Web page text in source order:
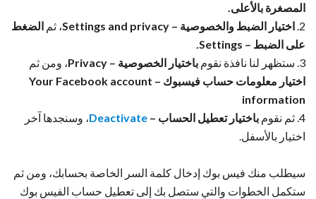
المصغرة بالأعلى.
2. اختيار الضبط والخصوصية – Settings and privacy ، ثم الضغط
على الضبط – Settings.
3. ستظهر لنا نافذة نقوم
باختيار الخصوصية – Privacy
، ومن ثم
اختيار معلومات حساب فيسبوك – Your
Facebook account
information
4. ثم نقوم
باختيار تعطيل الحساب – Deactivate، وسنجدها آخر
اختيار بالأسفل.
سيطلب منك فيس بوك إدخال كلمة السر الخاصة بحسابك، ومن ثم
ستكمل الخطوات والتي ستصل بك إلى تعطيل حساب الفيس بوك